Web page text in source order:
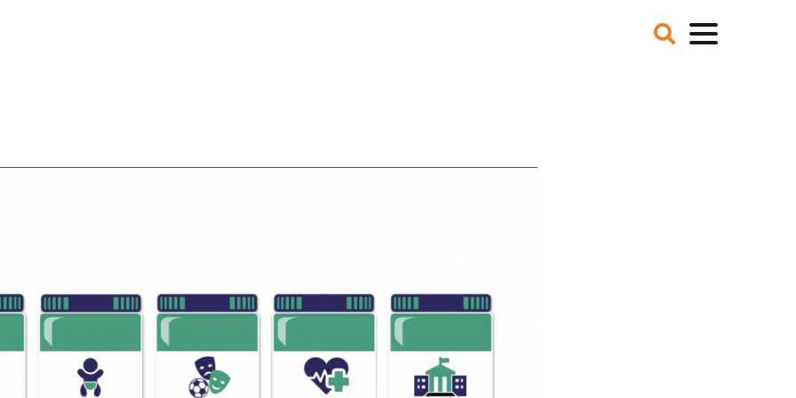
OVER ROOD
DE VOORZIENINGENWIJZER
NEDERLANDSE SCHULDHULPROUTE (NSR)
ONZE PARTNERS